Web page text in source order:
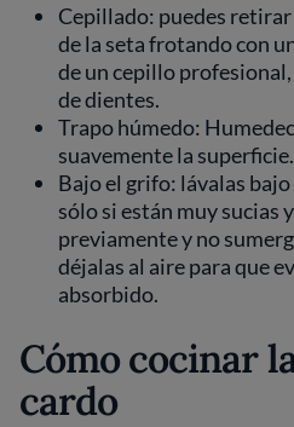
Cepillado: puedes
de la seta frotando con
de un cepillo
de dientes.
Trapo húmedo:
suavemente la superficie.
Bajo el grifo: lávalas
sólo si están muy sucias
previamente y no
déjalas al aire para que
absorbido.
Cómo cocinar
cardo